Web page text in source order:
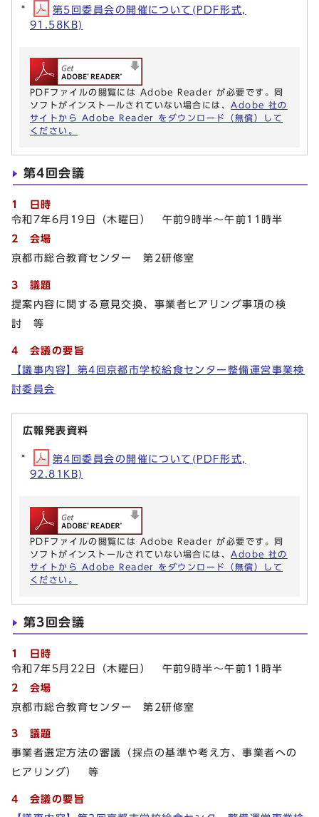
第5回委員会の開催について(PDF形式,
91.58KB)
PDFファイルの閲覧には Adobe Reader が必要です。同
ソフトがインストールされていない場合には、 Adobe 社の
サイトから Adobe Reader をダウンロード（無償）して
ください。
第4回会議
1 日時
令和7年6月19日（木曜日） 午前9時半～午前11時半
2 会場
京都市総合教育センター 第2研修室
3 議題
提案内容に関する意見交換、事業者ヒアリング事項の検
討 等
4 会議の要旨
【議事内容】第4回京都市学校給食センター整備運営事業検
討委員会
広報発表資料
第4回委員会の開催について(PDF形式,
92.81KB)
PDFファイルの閲覧には Adobe Reader が必要です。同
ソフトがインストールされていない場合には、 Adobe 社の
サイトから Adobe Reader をダウンロード（無償）して
ください。
第3回会議
1 日時
令和7年5月22日（木曜日） 午前9時半～午前11時半
2 会場
京都市総合教育センター 第2研修室
3 議題
事業者選定方法の審議（採点の基準や考え方、事業者への
ヒアリング） 等
4 会議の要旨